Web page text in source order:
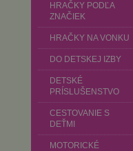
HRAČKY PODĽA
ZNAČIEK
HRAČKY NA VONKU
DO DETSKEJ IZBY
DETSKÉ
PRÍSLUŠENSTVO
CESTOVANIE S
DEŤMI
MOTORICKÉ